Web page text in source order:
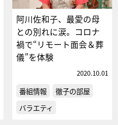
阿川佐和子、最愛の母
との別れに涙。コロナ
禍で“リモート面会＆葬
儀”を体験
2020.10.01
番組情報
徹子の部屋
バラエティ